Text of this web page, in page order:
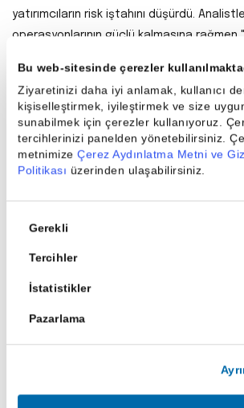
Bu web-sitesinde çerezler
Ziyaretinizi daha iyi anlamak, kullanıcı
kişiselleştirmek, iyileştirmek ve size
sunabilmek için çerezler kullanıyoruz.
tercihlerinizi panelden yönetebilirsiniz.
metnimize Çerez Aydınlatma Metni ve
Politikası üzerinden ulaşabilirsiniz.
Seçimi
Gerekli
Tercihler
İstatistikler
Pazarlama
yatırımcıların risk iştahını düşürdü.
operasyonlarının güçlü kalmasına rağmen
Xerox’ta Bayrak Değişimi: Yeni
Pastor Oldu
Yazıcı ve dijital hizmetler devi Xerox
önce idari işler ve hukuk departmanlarını
Xerox’un geleneksel donanım işinden "AI
akışı" hizmetlerine geçiş sürecine liderlik
Bu atama, Xerox hisselerinde istikrar
Artemis Ay Programında
NASA’nın Yeni Hedefleri
NASA, Artemis Ay programı kapsamında
planlanan mürettebatlı iniş öncesinde